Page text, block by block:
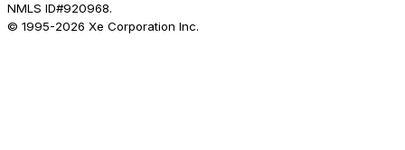
NMLS ID#920968.
© 1995-2026 Xe Corporation Inc.